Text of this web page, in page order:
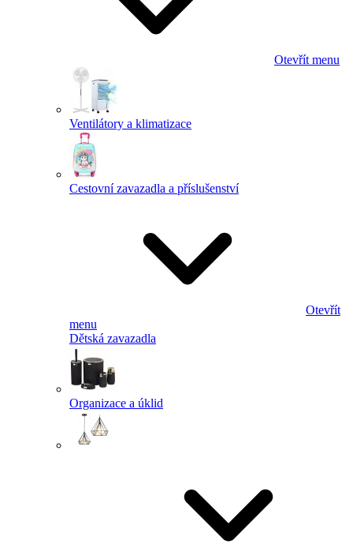
Otevřít menu
Ventilátory a klimatizace
Cestovní zavazadla a příslušenství
Otevřít
menu
Dětská zavazadla
Organizace a úklid